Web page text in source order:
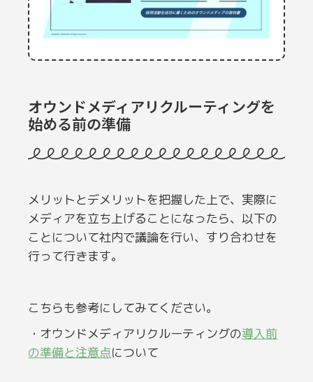
オウンドメディアリクルーティングを
始める前の準備
メリットとデメリットを把握した上で、実際に
メディアを立ち上げることになったら、以下の
ことについて社内で議論を行い、すり合わせを
行って行きます。
こちらも参考にしてみてください。
・オウンドメディアリクルーティングの導入前
の準備と注意点について